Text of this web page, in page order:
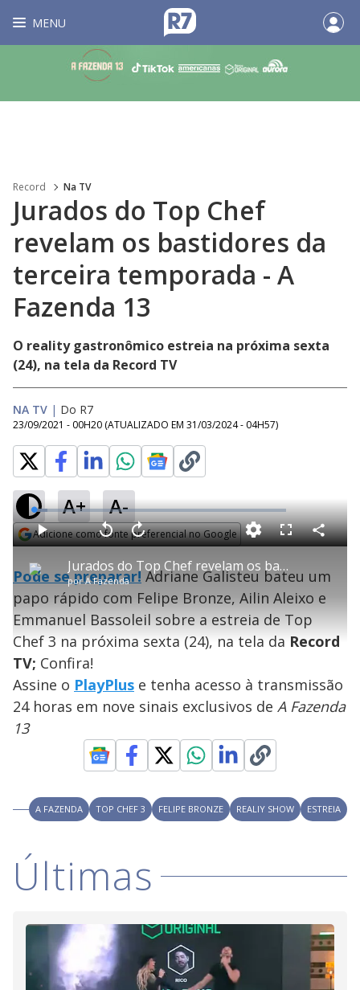
MENU
Record Na TV
Jurados do Top Chef
revelam os bastidores da
terceira temporada - A
Fazenda 13
O reality gastronômico estreia na próxima sexta
(24), na tela da Record TV
NA TV | Do R7
23/09/2021 - 00H20 (ATUALIZADO EM 31/03/2024 - 04H57)
A+ A-
Adicione como fonte preferencial no Google
P
l
a
y
V
i
d
e
o
Jurados do Top Chef revelam os bastidores da terceira temporada - A Fazenda 13
porA Fazenda
P V
t
a
r
0
e
g
n
d
A
a
ç
a
s
e
u
n
L
o
a
d
e
5
.
5
5
%
F
l
s
c
e
n
C
o
a
r
i
l
Pode se preparar! Adriane Galisteu bateu um
papo rápido com Felipe Bronze, Ailin Aleixo e
Emmanuel Bassoleil sobre a estreia de Top
Chef 3 na próxima sexta (24), na tela da Record
TV; Confira!
Assine o PlayPlus e tenha acesso à transmissão
24 horas em nove sinais exclusivos de A Fazenda
13
A FAZENDA TOP CHEF 3 FELIPE BRONZE REALIY SHOW ESTREIA
Últimas